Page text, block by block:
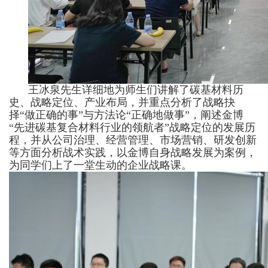
王冰泉先生详细地为师生们讲解了碳基材料历
史、战略定位、产业布局，并重点分析了战略抉
择“做正确的事”与方法论“正确地做事”，阐述金博
“先进碳基复合材料行业的领航者”战略定位的发展历
程，并从公司治理、经营管理、市场营销、研发创新
等方面分析战术实践，以金博自身战略发展为案例，
为同学们上了一堂生动的企业战略课。